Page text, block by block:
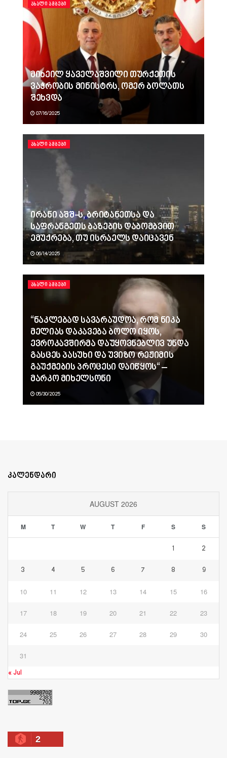
ᲐᲮᲐᲚᲘ ᲐᲛᲑᲔᲑᲘ
მიხეილ ყაველაშვილი თურქეთის
ვაჭრობის მინისტრს, ომერ ბოლათს
შეხვდა
07/16/2025
ᲐᲮᲐᲚᲘ ᲐᲛᲑᲔᲑᲘ
ირანი აშშ-ს, ბრიტანეთსა და
საფრანგეთს ბაზების დაბომბვით
ემუქრება, თუ ისრაელს დაიცავენ
06/14/2025
ᲐᲮᲐᲚᲘ ᲐᲛᲑᲔᲑᲘ
“ნაკლებად სავარაუდოა, რომ ნიკა
მელიას დაკავება ბოლო იყოს,
ევროკავშირმა დაუყოვნებლივ უნდა
გასცეს პასუხი და უვიზო რეჟიმის
გაუქმების პროცესი დაიწყოს“ –
მარკო მიხელსონი
05/30/2025
კალენდარი
AUGUST 2026
M T W T F S S
1 2
3 4 5 6 7 8 9
10 11 12 13 14 15 16
17 18 19 20 21 22 23
24 25 26 27 28 29 30
31
« Jul
2